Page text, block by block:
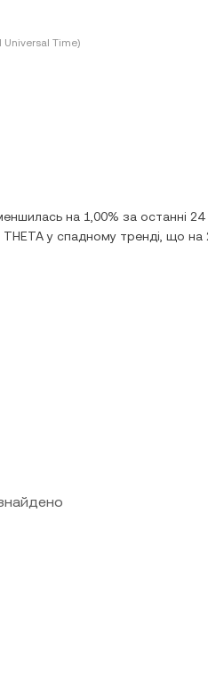
Universal Time)
на 1,00% за останні 24
у спадному тренді, що на